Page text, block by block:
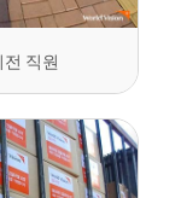
직원